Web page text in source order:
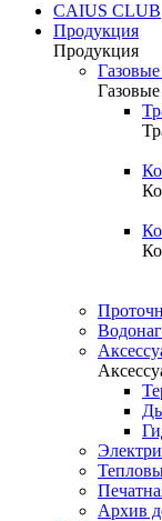
CAIUS CLUB
Продукция
Продукция
Архив